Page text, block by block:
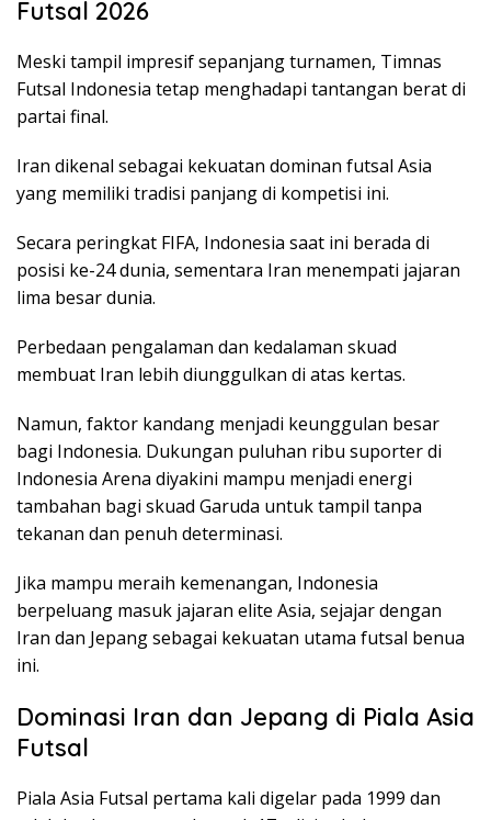
Futsal 2026
Meski tampil impresif sepanjang turnamen, Timnas
Futsal Indonesia tetap menghadapi tantangan berat di
partai final.
Iran dikenal sebagai kekuatan dominan futsal Asia
yang memiliki tradisi panjang di kompetisi ini.
Secara peringkat FIFA, Indonesia saat ini berada di
posisi ke-24 dunia, sementara Iran menempati jajaran
lima besar dunia.
Perbedaan pengalaman dan kedalaman skuad
membuat Iran lebih diunggulkan di atas kertas.
Namun, faktor kandang menjadi keunggulan besar
bagi Indonesia. Dukungan puluhan ribu suporter di
Indonesia Arena diyakini mampu menjadi energi
tambahan bagi skuad Garuda untuk tampil tanpa
tekanan dan penuh determinasi.
Jika mampu meraih kemenangan, Indonesia
berpeluang masuk jajaran elite Asia, sejajar dengan
Iran dan Jepang sebagai kekuatan utama futsal benua
ini.
Dominasi Iran dan Jepang di Piala Asia
Futsal
Piala Asia Futsal pertama kali digelar pada 1999 dan